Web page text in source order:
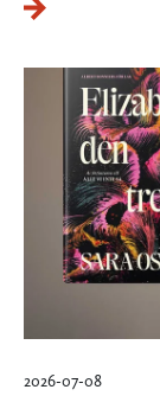
2026-07-08